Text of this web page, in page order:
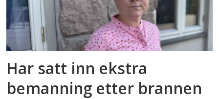
Har satt inn ekstra
bemanning etter brannen